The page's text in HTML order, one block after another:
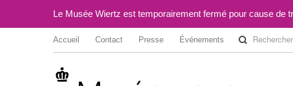
Le Musée Wiertz est temporairement fermé pour cause de
Accueil Contact Presse Événements